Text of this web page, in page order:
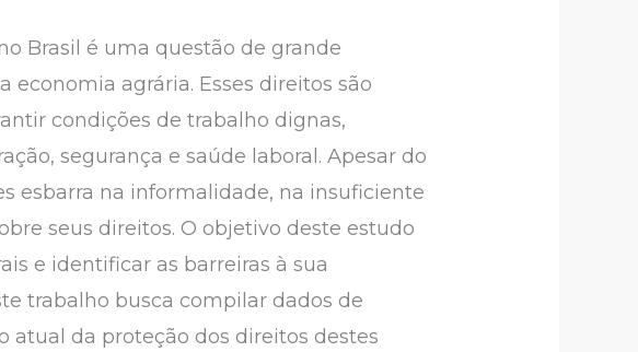
Brasil é uma questão de grande
agrária. Esses direitos são
condições de trabalho dignas,
segurança e saúde laboral. Apesar do
esbarra na informalidade, na insuficiente
seus direitos. O objetivo deste estudo
e identificar as barreiras à sua
trabalho busca compilar dados de
atual da proteção dos direitos destes